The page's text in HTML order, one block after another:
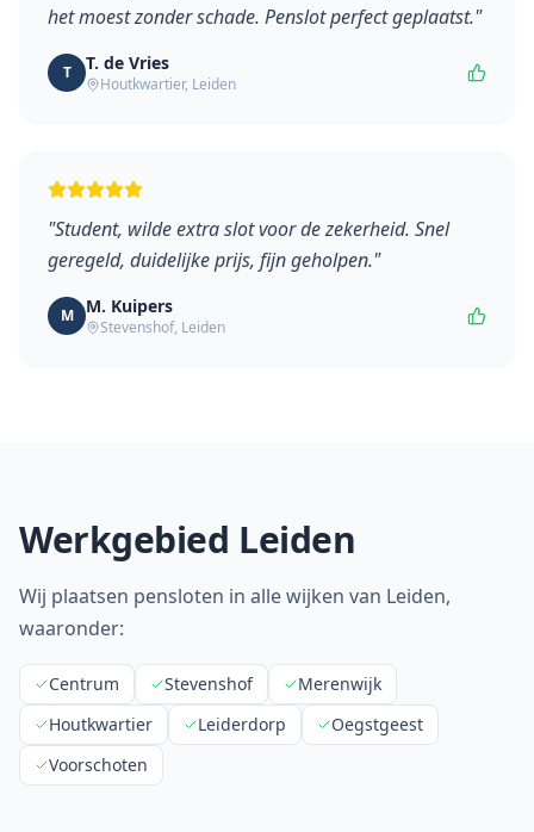
het moest zonder schade. Penslot perfect geplaatst."
T T. de Vries
Houtkwartier, Leiden
"Student, wilde extra slot voor de zekerheid. Snel
geregeld, duidelijke prijs, fijn geholpen."
M M. Kuipers
Stevenshof, Leiden
Werkgebied Leiden
Wij plaatsen pensloten in alle wijken van Leiden,
waaronder:
Centrum Stevenshof
Merenwijk
Houtkwartier
Leiderdorp
Oegstgeest
Voorschoten